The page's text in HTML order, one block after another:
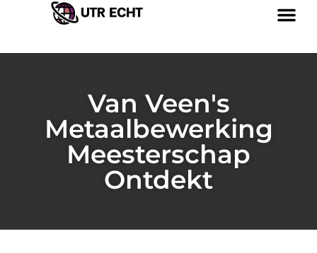
Van Veen's
Metaalbewerking
Meesterschap
Ontdekt